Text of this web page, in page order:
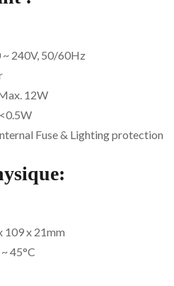
240V, 50/60Hz
12W
Fuse & Lighting protection
109 x 21mm
45°C